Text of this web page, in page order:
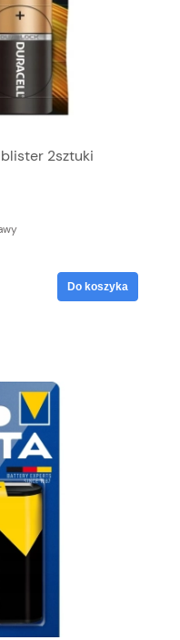
2sztuki
Do koszyka